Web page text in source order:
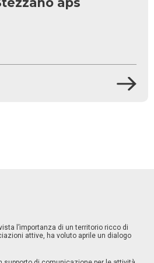
l’importanza di un territorio ricco di
attive, ha voluto aprile un dialogo